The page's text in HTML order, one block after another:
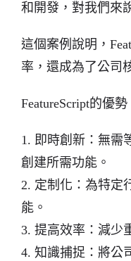
和開發，對我們來
這個案例說明，
率，還成為了公司
FeatureScript的優勢
1. 即時創新：無需
創建所需功能。
2. 定制化：為特定
能。
3. 提高效率：減少
4. 知識捕捉：將公